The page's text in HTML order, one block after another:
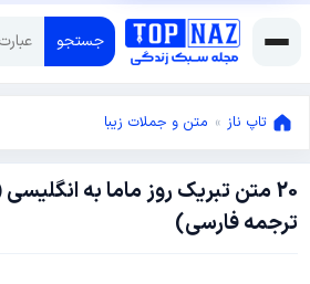
جستجو
تاپ ناز » متن و جملات زیبا
20 متن تبریک روز ماما به
ترجمه فارسی)
آوریل
28,